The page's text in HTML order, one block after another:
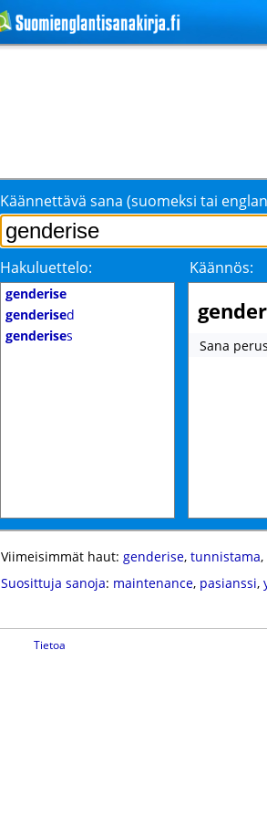
Käännettävä sana (suomeksi tai
Hakuluettelo: Käännös:
genderise
genderised
genderises
Sana
Viimeisimmät haut: genderise, tunnistama,
Suosittuja sanoja: maintenance, pasianssi,
Tietoa